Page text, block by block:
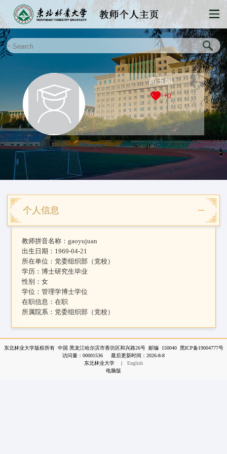
高玉娟
+0
个人信息
教师拼音名称：gaoyujuan
出生日期： 1969-04-21
所在单位： 党委组织部（党校）
学历：博士研究生毕业
性别：女
学位：管理学博士学位
在职信息：在职
所属院系： 党委组织部（党校）
东北林业大学版权所有 中国 黑龙江哈尔滨市香坊区和兴路26号 邮编 150040 黑ICP备19004777号
访问量： 00001536 最后更新时间： 2026-8-8
东北林业大学
|
English
电脑版